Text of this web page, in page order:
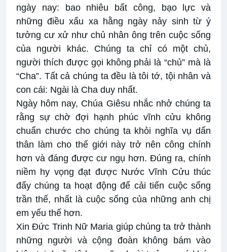
ngày nay: bao nhiêu bất công, bạo lực và
những điều xấu xa hằng ngày nảy sinh từ ý
tưởng cư xử như chủ nhân ông trên cuộc sống
của người khác. Chúng ta chỉ có một chủ,
người thích được gọi không phải là “chủ” mà là
“Cha”. Tất cả chúng ta đều là tôi tớ, tội nhân và
con cái: Ngài là Cha duy nhất.
Ngày hôm nay, Chúa Giêsu nhắc nhở chúng ta
rằng sự chờ đợi hạnh phúc vĩnh cửu không
chuẩn chước cho chúng ta khỏi nghĩa vụ dấn
thân làm cho thế giới này trở nên công chính
hơn và đáng được cư ngụ hơn. Đúng ra, chính
niềm hy vọng đạt được Nước Vĩnh Cửu thúc
đẩy chúng ta hoạt động để cải tiến cuộc sống
trần thế, nhất là cuộc sống của những anh chị
em yếu thế hơn.
Xin Đức Trinh Nữ Maria giúp chúng ta trở thành
những người và cộng đoàn không bám vào